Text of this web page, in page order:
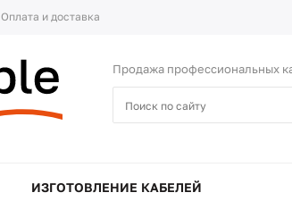
Оплата и доставка
Продажа профессиональных
ИЗГОТОВЛЕНИЕ КАБЕЛЕЙ